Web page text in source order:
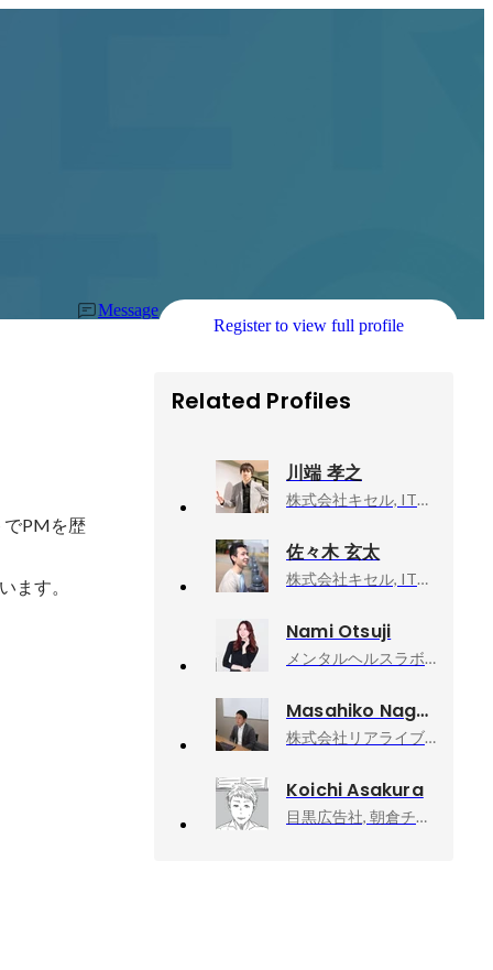
Message
Register to view full profile
でPMを歴
ます。
Related Profiles
川端 孝之
株式会社キセル, ITS事業部
佐々木 玄太
株式会社キセル, ITS事業部
Nami Otsuji
メンタルヘルスラボ株式会社, 取締役COO
Masahiko Nagao
株式会社リアライブ, 管理部 採用G G長（採用責任者）
Koichi Asakura
目黒広告社, 朝倉チーム／クリエイティブ・ディレクター